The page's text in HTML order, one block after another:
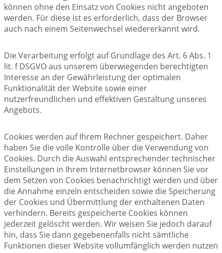
können ohne den Einsatz von Cookies nicht angeboten
werden. Für diese ist es erforderlich, dass der Browser
auch nach einem Seitenwechsel wiedererkannt wird.
Die Verarbeitung erfolgt auf Grundlage des Art. 6 Abs. 1
lit. f DSGVO aus unserem überwiegenden berechtigten
Interesse an der Gewährleistung der optimalen
Funktionalität der Website sowie einer
nutzerfreundlichen und effektiven Gestaltung unseres
Angebots.
Cookies werden auf Ihrem Rechner gespeichert. Daher
haben Sie die volle Kontrolle über die Verwendung von
Cookies. Durch die Auswahl entsprechender technischer
Einstellungen in Ihrem Internetbrowser können Sie vor
dem Setzen von Cookies benachrichtigt werden und über
die Annahme einzeln entscheiden sowie die Speicherung
der Cookies und Übermittlung der enthaltenen Daten
verhindern. Bereits gespeicherte Cookies können
jederzeit gelöscht werden. Wir weisen Sie jedoch darauf
hin, dass Sie dann gegebenenfalls nicht sämtliche
Funktionen dieser Website vollumfänglich werden nutzen